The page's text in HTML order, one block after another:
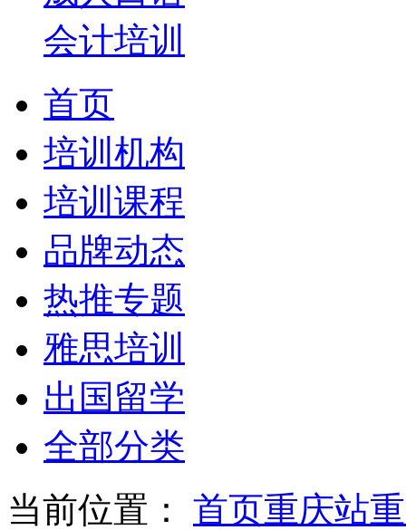
会计培训
首页
培训机构
培训课程
品牌动态
热推专题
雅思培训
出国留学
全部分类
当前位置：
首页重庆站